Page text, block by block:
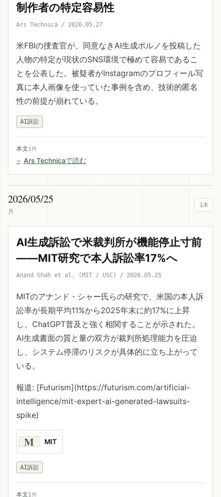
制作者の特定容易性
Ars Technica / 2026.05.27
米FBIの捜査官が、同意なきAI生成ポルノを投稿した
人物の特定が現状のSNS環境で極めて容易であるこ
とを公表した。被疑者がInstagramのプロフィール写
真に本人画像を使っていた事例を含め、技術的匿名
性の前提が崩れている。
AI訴訟
本文1件
Ars Technicaで読む
2026/05/25
月
1本
AI生成訴訟で米裁判所が機能停止寸前
——MIT研究で本人訴訟率17%へ
Anand Shah et al. (MIT / USC) / 2026.05.25
MITのアナンド・シャー氏らの研究で、米国の本人訴
訟率が長期平均11%から2025年末に約17%に上昇
し、ChatGPT普及と強く相関することが示された。
AI生成書面の質と量の双方が裁判所処理能力を圧迫
し、システム停滞のリスクが具体的に立ち上がって
いる。
報道: [Futurism](https://futurism.com/artificial-
intelligence/mit-expert-ai-generated-lawsuits-
spike)
M MIT
AI訴訟
本文1件